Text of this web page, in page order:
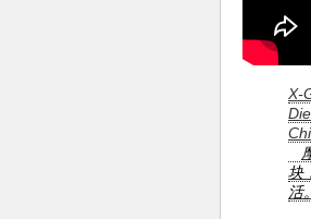
X-
块
活。